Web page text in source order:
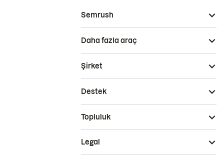
Semrush
Daha fazla araç
Şirket
Destek
Topluluk
Legal